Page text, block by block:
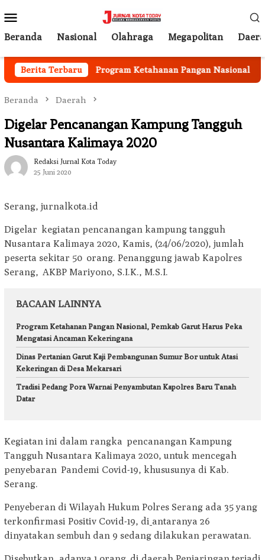
ke
kontenMobile
Beranda Nasional Olahraga Megapolitan
Berita Terbaru
Berjalan Program Ketahanan Pangan Nasional,
Beranda Daerah
Digelar Pencanangan Kampung Tangguh
Nusantara Kalimaya 2020
Redaksi Jurnal Kota Today
25 Juni 2020
Serang, jurnalkota.id
Digelar kegiatan pencanangan kampung tangguh
Nusantara Kalimaya 2020, Kamis, (24/06/2020), jumlah
peserta sekitar 50 orang. Penanggung jawab Kapolres
Serang, AKBP Mariyono, S.I.K., M.S.I.
BACAAN LAINNYA
Program Ketahanan Pangan Nasional, Pemkab Garut Harus Peka
Mengatasi Ancaman Kekeringana
Dinas Pertanian Garut Kaji Pembangunan Sumur Bor untuk Atasi
Kekeringan di Desa Mekarsari
Tradisi Pedang Pora Warnai Penyambutan Kapolres Baru Tanah
Datar
Kegiatan ini dalam rangka pencanangan Kampung
Tangguh Nusantara Kalimaya 2020, untuk mencegah
penyebaran Pandemi Covid-19, khususunya di Kab.
Serang.
Penyeberan di Wilayah Hukum Polres Serang ada 35 yang
terkonfirmasi Positiv Covid-19, di antaranya 26
dinyatakan sembuh dan 9 sedang dilakukan perawatan.